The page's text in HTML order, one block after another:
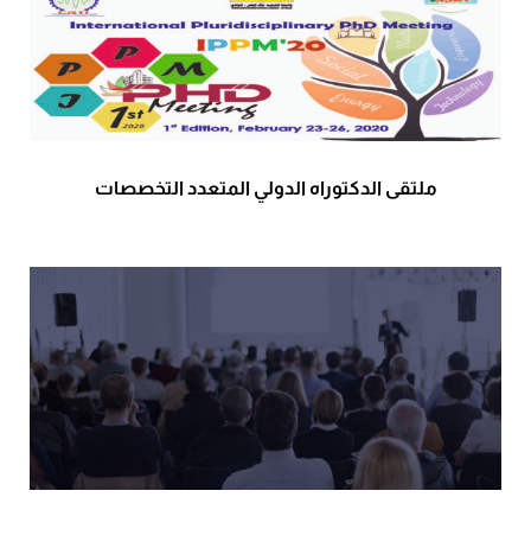
ملتقى الدكتوراه الدولي المتعدد التخصصات